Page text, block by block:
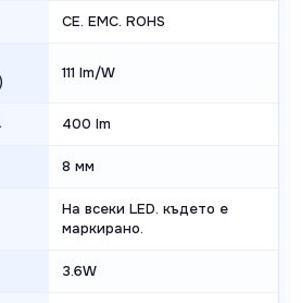
CE. EMC. ROHS
111 lm/W
400 lm
8 мм
На всеки LED. където е
маркирано.
3.6W